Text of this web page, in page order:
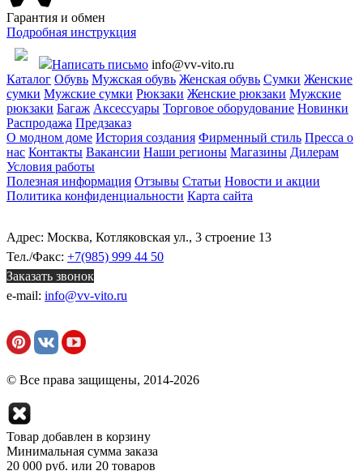
Гарантия и обмен
Подробная инструкция
Написать письмо info@vv-vito.ru
Каталог Обувь Мужская обувь Женская обувь Сумки Женские
сумки Мужские сумки Рюкзаки Женские рюкзаки Мужские
рюкзаки Багаж Аксессуары Торговое оборудование Новинки
Распродажа Предзаказ
О модном доме История создания Фирменный стиль Пресса о
нас Контакты Вакансии Наши регионы Магазины Дилерам
Условия работы
Полезная информация Отзывы Статьи Новости и акции
Политика конфиденциальности Карта сайта
Адрес: Москва, Котляковская ул., 3 строение 13
Тел./Факс: +7(985) 999 44 50
Заказать звонок
e-mail: info@vv-vito.ru
© Все права защищены, 2014-2026
Товар добавлен в корзину
Минимальная сумма заказа
20 000 руб. или 20 товаров